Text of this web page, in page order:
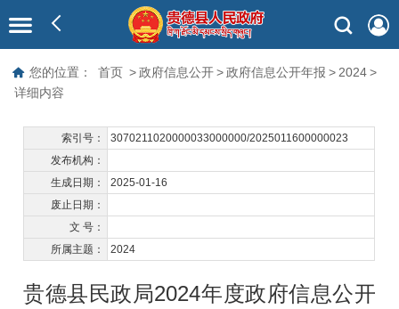
您的位置： 首页 > 政府信息公开 > 政府信息公开年报 > 2024 >
详细内容
索引号：
3070211020000033000000/2025011600000023
发布机构：
生成日期：
2025-01-16
废止日期：
文 号：
所属主题：
2024
贵德县民政局2024年度政府信息公开